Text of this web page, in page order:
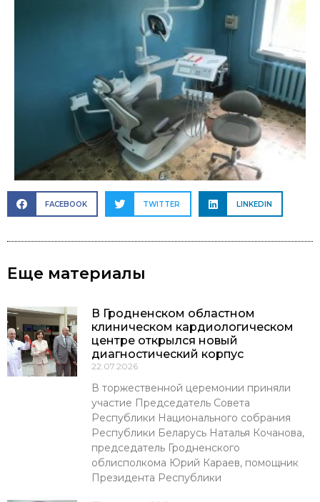
FACEBOOK TWITTER LINKEDIN
Еще материалы
В Гродненском областном
клиническом кардиологическом
центре открылся новый
диагностический корпус
22.07.2026
В торжественной церемонии приняли
участие Председатель Совета
Республики Национального собрания
Республики Беларусь Наталья Кочанова,
председатель Гродненского
облисполкома Юрий Караев, помощник
Президента Республики